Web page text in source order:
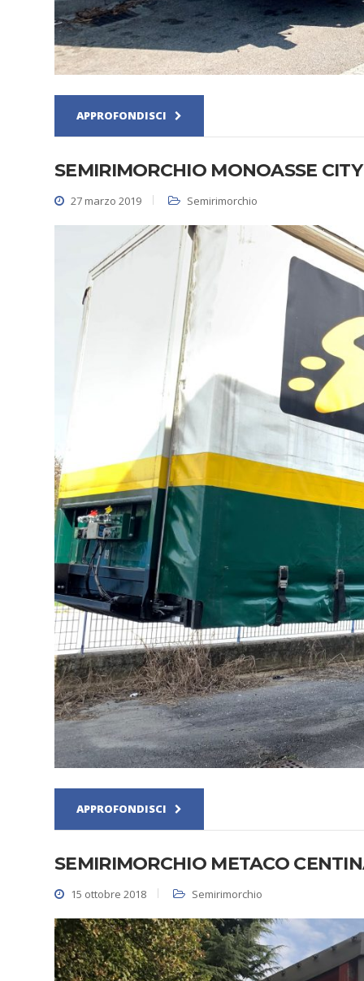
APPROFONDISCI
SEMIRIMORCHIO MONOASSE
27 marzo 2019 Semirimorchio
APPROFONDISCI
SEMIRIMORCHIO METACO
15 ottobre 2018 Semirimorchio